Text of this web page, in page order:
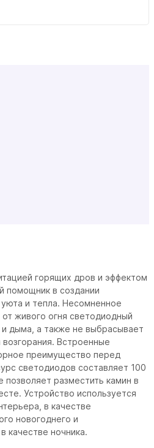
горящих дров и эффектом
помощник в создании
и тепла. Несомненное
живого огня светодиодный
дыма, а также не выбрасывает
Встроенные
преимущество перед
светодиодов составляет 100
разместить камин в
Устройство используется
в качестве
новогоднего и
качестве ночника.